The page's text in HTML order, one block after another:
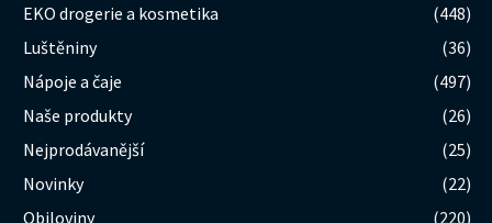
EKO drogerie a kosmetika
(448)
Luštěniny
(36)
Nápoje a čaje
(497)
Naše produkty
(26)
Nejprodávanější
(25)
Novinky
(22)
Obiloviny
(220)